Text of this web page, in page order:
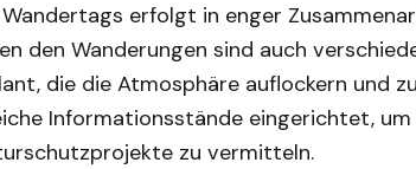
erfolgt in enger
den Wanderungen sind auch
die die Atmosphäre auflockern und
Informationsstände eingerichtet,
zu vermitteln.